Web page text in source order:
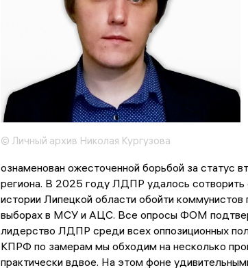
© Личный архив Николая Кургузова
ознаменован ожесточенной борьбой за статус
региона. В 2025 году ЛДПР удалось сотворить
истории Липецкой области обойти коммунистов
выборах в МСУ и АЦС. Все опросы ФОМ
лидерство ЛДПР среди всех оппозиционных
КПРФ по замерам мы обходим на несколько
практически вдвое. На этом фоне